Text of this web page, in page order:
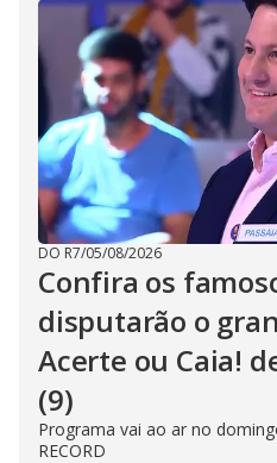
DO R7/05/08/2026
Confira os
disputarão o
Acerte ou Caia!
(9)
Programa vai ao ar no
RECORD